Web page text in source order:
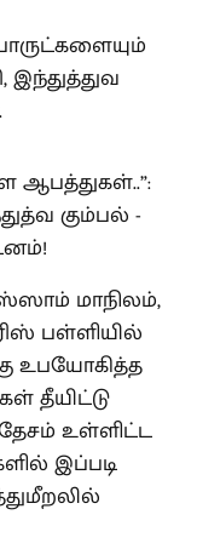
இந்துத்துவ
மாநிலம்,
பள்ளியில்
உபயோகித்த
தீயிட்டு
உள்ளிட்ட
இப்படி